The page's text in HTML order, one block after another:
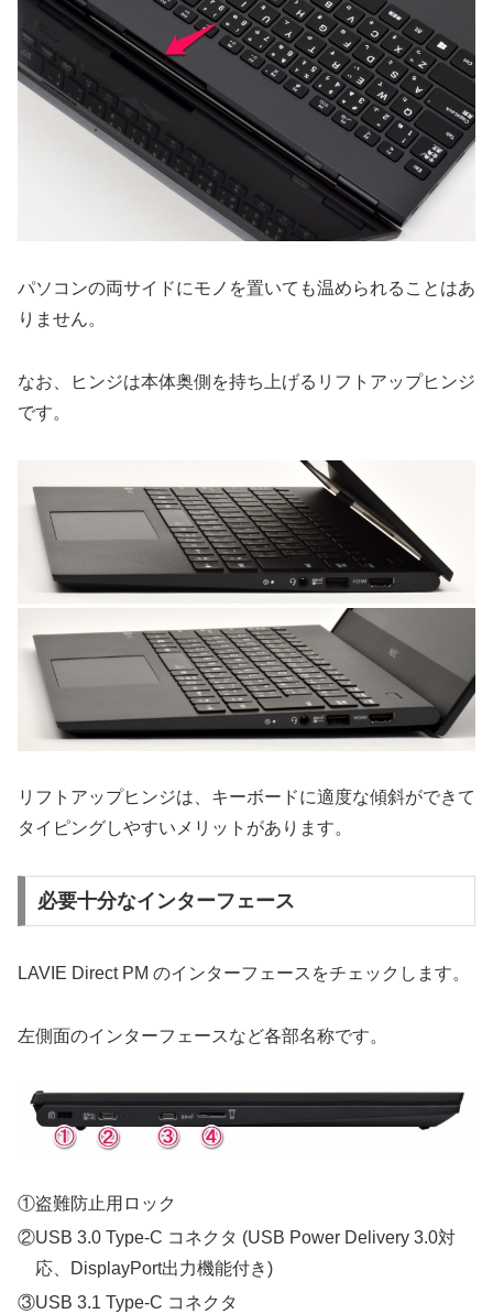
パソコンの両サイドにモノを置いても温められることはあ
りません。
なお、ヒンジは本体奥側を持ち上げるリフトアップヒンジ
です。
リフトアップヒンジは、キーボードに適度な傾斜ができて
タイピングしやすいメリットがあります。
必要十分なインターフェース
LAVIE Direct PM のインターフェースをチェックします。
左側面のインターフェースなど各部名称です。
①盗難防止用ロック
②USB 3.0 Type-C コネクタ (USB Power Delivery 3.0対
応、DisplayPort出力機能付き)
③USB 3.1 Type-C コネクタ